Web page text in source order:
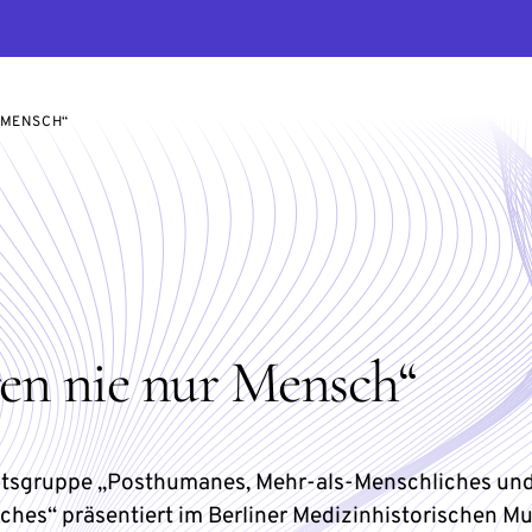
nie nur Mensch“
„Posthumanes, Mehr-als-Menschliches
präsentiert im Berliner Medizinhistorischen